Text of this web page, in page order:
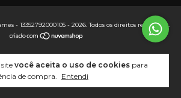
você aceita o uso de cookies para
de compra. Entendi
- 13352792000105 - 2026. Todos os direitos reservados.